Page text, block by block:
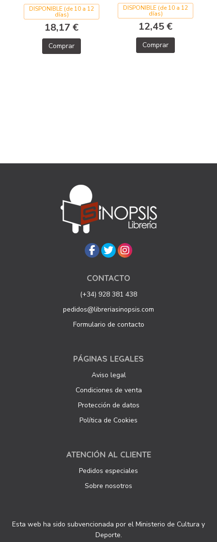
DISPONIBLE (de 10 a 12
días)
18,17 €
Comprar
DISPONIBLE (de 10 a 12
días)
12,45 €
Comprar
CONTACTO
(+34) 928 381 438
pedidos@libreriasinopsis.com
Formulario de contacto
PÁGINAS LEGALES
Aviso legal
Condiciones de venta
Protección de datos
Política de Cookies
ATENCIÓN AL CLIENTE
Pedidos especiales
Sobre nosotros
Esta web ha sido subvencionada por el Ministerio de Cultura y
Deporte.